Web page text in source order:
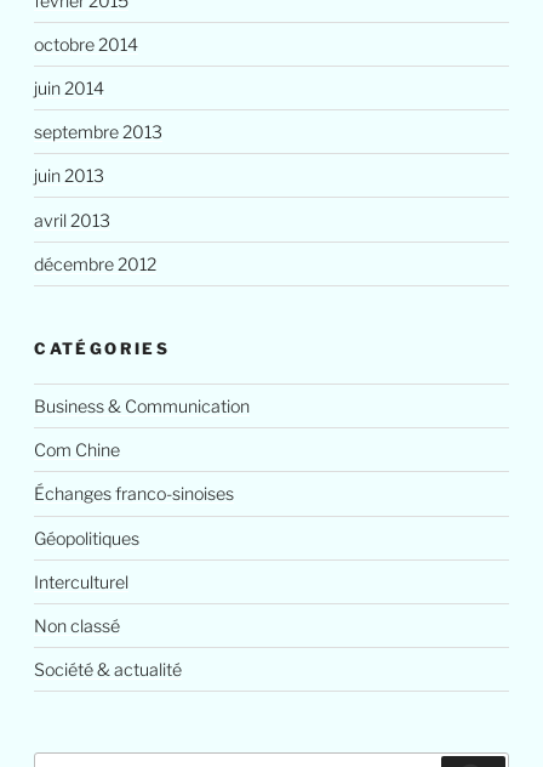
octobre 2014
juin 2014
septembre 2013
juin 2013
avril 2013
décembre 2012
CATÉGORIES
Business & Communication
Com Chine
Échanges franco-sinoises
Géopolitiques
Interculturel
Non classé
Société & actualité